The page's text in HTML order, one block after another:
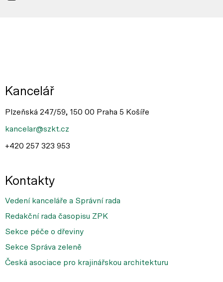
Kancelář
Plzeňská 247/59, 150 00 Praha 5 Košíře
kancelar@szkt.cz
+420 257 323 953
Kontakty
Vedení kanceláře a Správní rada
Redakční rada časopisu ZPK
Sekce péče o dřeviny
Sekce Správa zeleně
Česká asociace pro krajinářskou architekturu